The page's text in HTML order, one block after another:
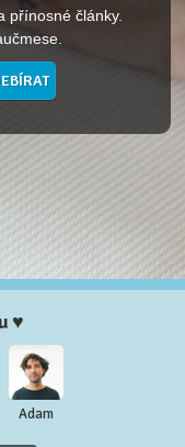
přínosné články.
♥
Adam